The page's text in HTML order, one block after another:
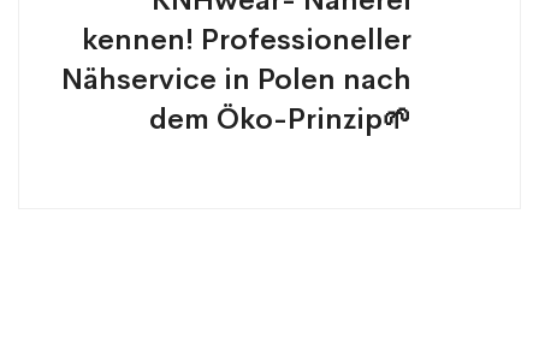
kennen! Professioneller
Nähservice in Polen nach
dem Öko-Prinzip🌱